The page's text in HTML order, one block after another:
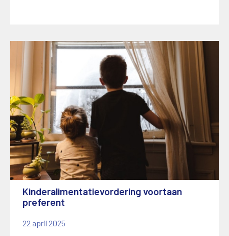
Kinderalimentatievordering voortaan
preferent
22 april 2025